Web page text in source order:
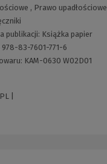
, Prawo upadłościowe
publikacji: Książka papier
978-83-7601-771-6
KAM-0630 W02D01
|